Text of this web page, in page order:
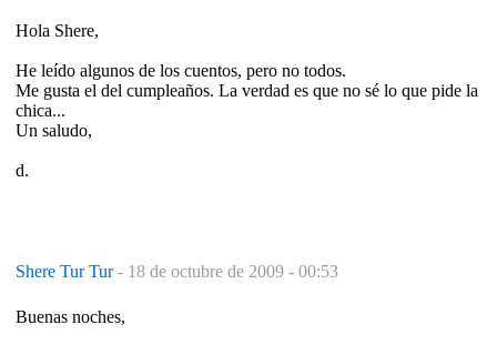
Hola Shere,
He leído algunos de los cuentos, pero no todos.
Me gusta el del cumpleaños. La verdad es que no sé lo que pide la
chica...
Un saludo,
d.
Shere Tur Tur- 18 de octubre de 2009 - 00:53
Buenas noches,